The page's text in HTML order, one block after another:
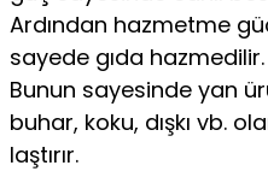
Ardından hazmetme
sayede gıda
Bunun sayesinde yan
buhar, koku, dışkı vb.
laştırır.